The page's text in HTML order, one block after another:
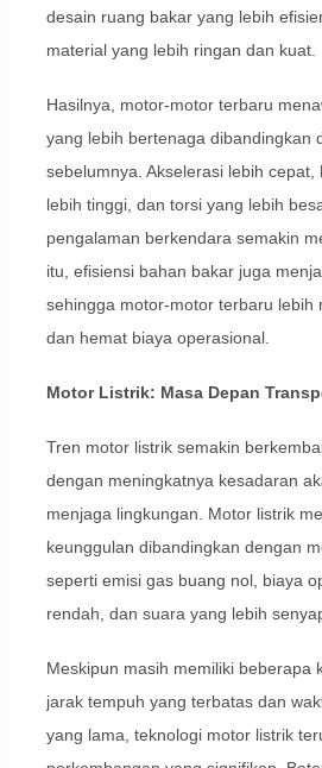
desain ruang bakar yang lebih
material yang lebih ringan dan kuat.
Hasilnya, motor-motor terbaru
yang lebih bertenaga dibandingkan
sebelumnya. Akselerasi lebih
lebih tinggi, dan torsi yang lebih
pengalaman berkendara semakin
itu, efisiensi bahan bakar juga
sehingga motor-motor terbaru lebih
dan hemat biaya operasional.
Motor Listrik: Masa Depan
Tren motor listrik semakin
dengan meningkatnya kesadaran
menjaga lingkungan. Motor listrik
keunggulan dibandingkan dengan
seperti emisi gas buang nol, biaya
rendah, dan suara yang lebih
Meskipun masih memiliki beberapa
jarak tempuh yang terbatas dan
yang lama, teknologi motor listrik